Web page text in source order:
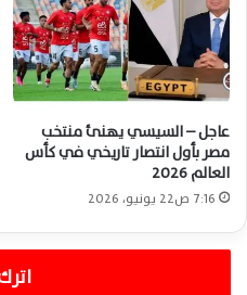
عاجل – السيسي يهنئ منتخب
مصر بأول انتصار تاريخي في كأس
العالم 2026
7:16 ص22 يونيو، 2026